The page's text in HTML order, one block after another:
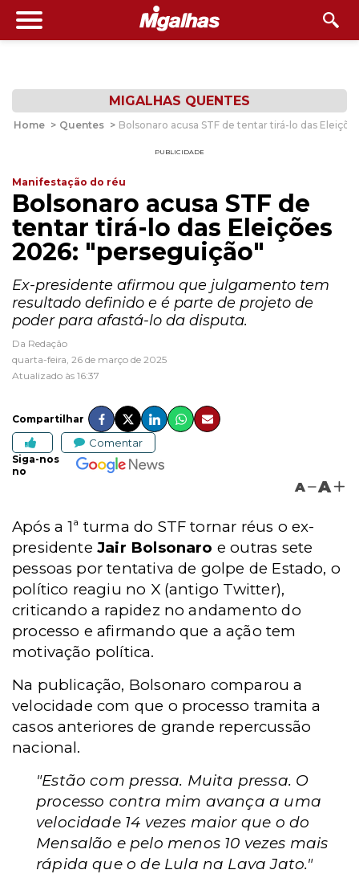
MIGALHAS QUENTES
Home > Quentes > Bolsonaro acusa STF de tentar tirá-lo das
PUBLICIDADE
Manifestação do réu
Bolsonaro acusa STF de
tentar tirá-lo das Eleições
2026: "perseguição"
Ex-presidente afirmou que julgamento tem
resultado definido e é parte de projeto de
poder para afastá-lo da disputa.
Da Redação
quarta-feira, 26 de março de 2025
Atualizado às 16:37
Compartilhar
Comentar
Siga-nos
no
A A
Após a 1ª turma do STF tornar réus o ex-
presidenteJair Bolsonaro e outras sete
pessoas por tentativa de golpe de Estado, o
político reagiu no X (antigo Twitter),
criticando a rapidez no andamento do
processo e afirmando que a ação tem
motivação política.
Na publicação, Bolsonaro comparou a
velocidade com que o processo tramita a
casos anteriores de grande repercussão
nacional.
"Estão com pressa. Muita pressa. O
processo contra mim avança a uma
velocidade 14 vezes maior que o do
Mensalão e pelo menos 10 vezes mais
rápida que o de Lula na Lava Jato."